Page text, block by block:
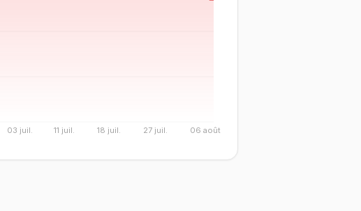
03 juil. 11 juil. 18 juil. 27 juil. 06 août